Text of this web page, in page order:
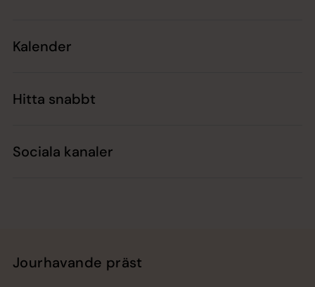
Kalender
Hitta snabbt
Sociala kanaler
Jourhavande präst